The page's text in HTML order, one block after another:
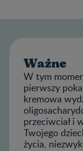
Ważne
W tym
pierwszy
kremowa
przeciwciał i
Twojego
życia,